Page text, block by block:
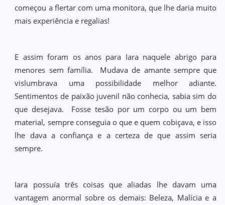
começou a flertar com uma monitora, que lhe daria muito
mais experiência e regalias!
E assim foram os anos para Iara naquele abrigo para
menores sem família. Mudava de amante sempre que
vislumbrava uma possibilidade melhor adiante.
Sentimentos de paixão juvenil não conhecia, sabia sim do
que desejava. Fosse tesão por um corpo ou um bem
material, sempre conseguia o que e quem cobiçava, e isso
lhe dava a confiança e a certeza de que assim seria
sempre.
Iara possuía três coisas que aliadas lhe davam uma
vantagem anormal sobre os demais: Beleza, Malícia e a